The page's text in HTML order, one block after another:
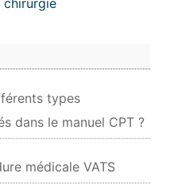
chirurgie
types
dans le manuel CPT ?
médicale VATS